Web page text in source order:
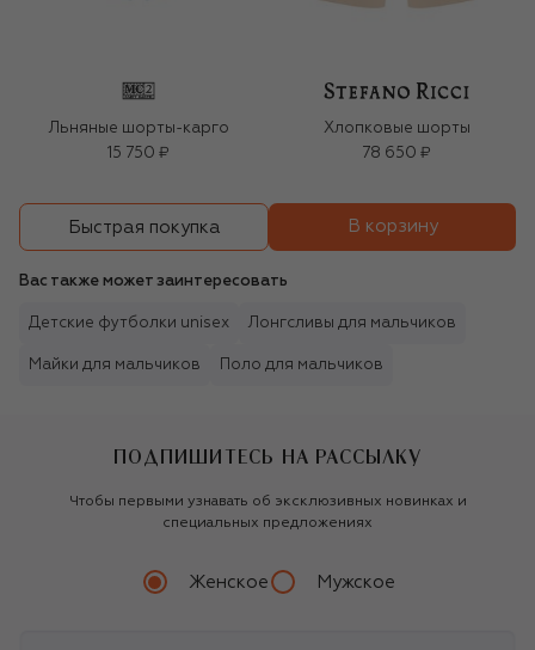
Льняные шорты-карго
15 750 ₽
Хлопковые шорты
78 650 ₽
Быстрая покупка В корзину
Вас также может заинтересовать
Детские футболки unisex Лонгсливы для мальчиков
Майки для мальчиков Поло для мальчиков
ПОДПИШИТЕСЬ НА РАССЫЛКУ
Чтобы первыми узнавать об эксклюзивных новинках и
специальных предложениях
Женское Мужское